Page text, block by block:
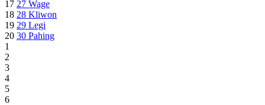
17 27 Wage
18 28 Kliwon
19 29 Legi
20 30 Pahing
1
2
3
4
5
6